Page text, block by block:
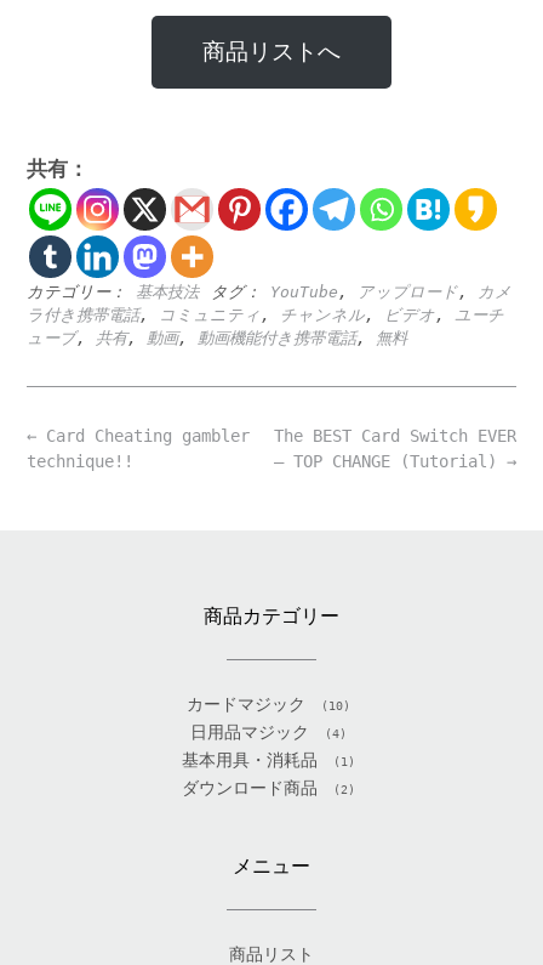
商品リストへ
共有：
カテゴリー： 基本技法 タグ： YouTube , アップロード,
カメ
ラ付き携帯電話, コミュニティ , チャンネル, ビデオ,
ユーチ
ューブ, 共有, 動画, 動画機能付き携帯電話, 無料
Post
navigation
The BEST Card Switch EVER
– TOP CHANGE (Tutorial) →
← Card Cheating gambler
technique!!
商品カテゴリー
カードマジック (10)
日用品マジック (4)
基本用具・消耗品 (1)
ダウンロード商品 (2)
メニュー
商品リスト